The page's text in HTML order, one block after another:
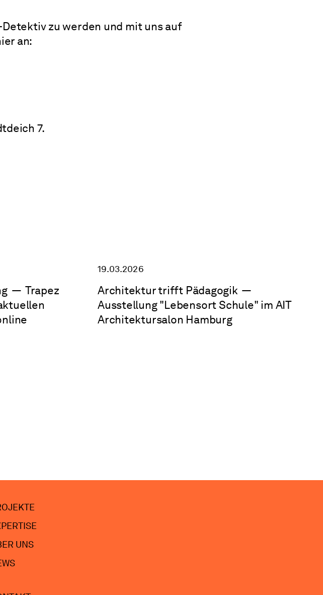
zu werden und mit uns auf
an:
7.
— Trapez
19.03.2026
Architektur trifft Pädagogik —
Ausstellung "Lebensort Schule" im AIT
Architektursalon Hamburg
UNS